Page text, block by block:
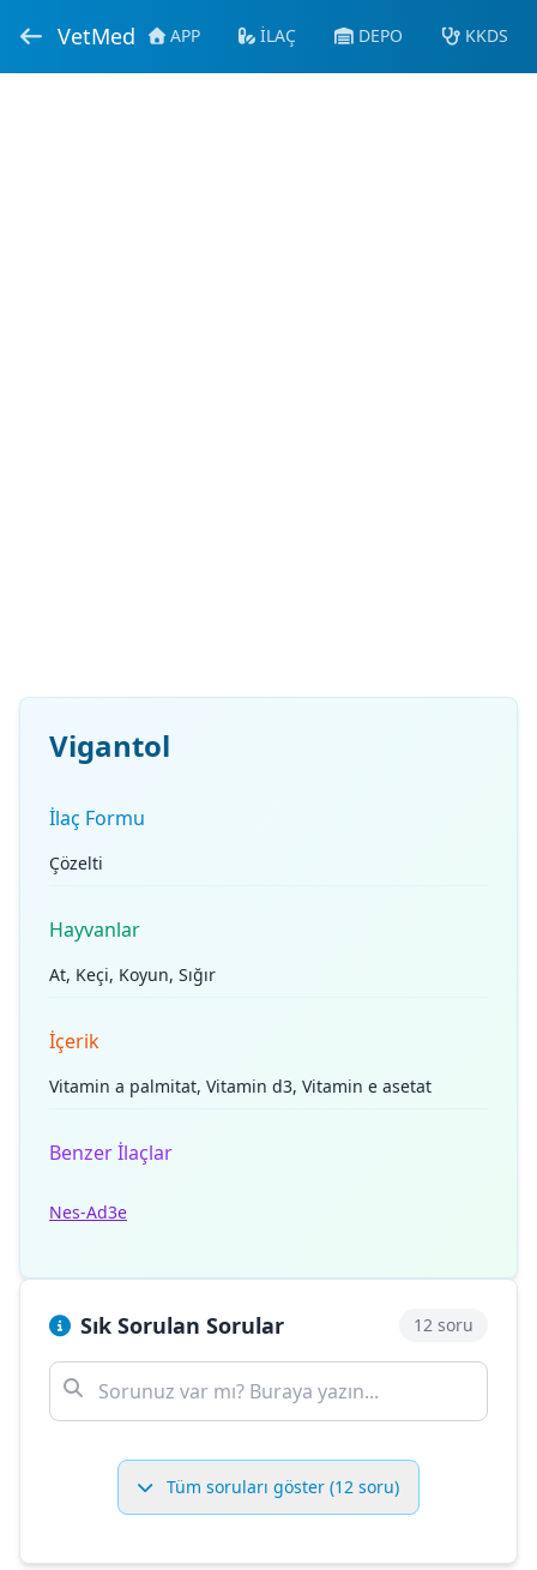
VetMed APP İLAÇ DEPO KKDS
Vigantol
İlaç Formu
Çözelti
Hayvanlar
At, Keçi, Koyun, Sığır
İçerik
Vitamin a palmitat, Vitamin d3, Vitamin e asetat
Benzer İlaçlar
Nes-Ad3e
Sık Sorulan Sorular 12 soru
Tüm soruları göster (12 soru)